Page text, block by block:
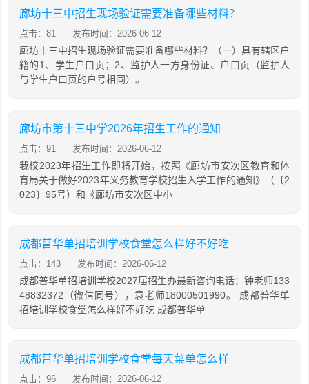
廊坊十三中招生现场验证需要准备哪些材料？
点击：81 发布时间：2026-06-12
廊坊十三中招生现场验证需要准备哪些材料？（一）具有辖区户
籍的1、学生户口页；2、监护人一方身份证、户口页（监护人
与学生户口页的户号相同）。
廊坊市第十三中学2026年招生工作的通知
点击：91 发布时间：2026-06-12
我校2023年招生工作即将开始，按照《廊坊市安次区教育和体
育局关于做好2023年义务教育学校招生入学工作的通知》（〔2
023〕95号）和《廊坊市安次区中小
成都普华单招培训学校食堂怎么样好不好吃
点击：143 发布时间：2026-06-12
成都普华单招培训学校2027届招生办最新咨询电话：钟老师133
48832372（微信同号），袁老师18000501990。 成都普华单
招培训学校食堂怎么样好不好吃 成都普华单
成都普华单招培训学校食堂每天菜单怎么样
点击：96 发布时间：2026-06-12